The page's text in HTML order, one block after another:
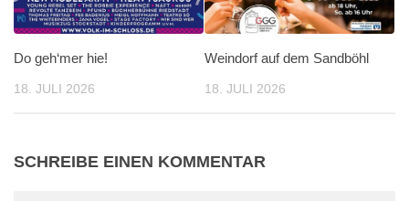
Do geh‘mer hie!
18. JULI 2026
Weindorf auf dem Sandböhl
18. JULI 2026
SCHREIBE EINEN KOMMENTAR